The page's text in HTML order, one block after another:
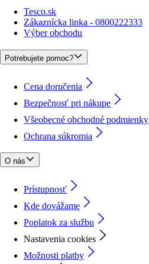
Tesco.sk
Zákaznícka linka - 0800222333
Výber obchodu
Potrebujete pomoc?
Cena doručenia
Bezpečnosť pri nákupe
Všeobecné obchodné podmienky
Ochrana súkromia
O nás
Prístupnosť
Kde dovážame
Poplatok za službu
Nastavenia cookies
Možnosti platby